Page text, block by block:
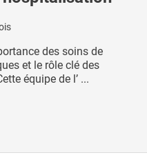
des soins de
et le rôle clé des
équipe de l’ ...